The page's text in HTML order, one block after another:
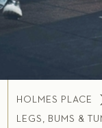
HOLMES PLACE
LEGS, BUMS &